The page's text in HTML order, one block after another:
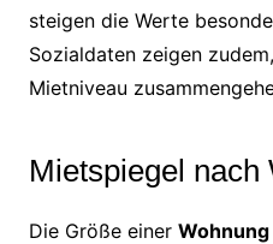
steigen die Werte
Sozialdaten zeigen
Mietniveau
Mietspiegel
Die Größe einer Wohnung